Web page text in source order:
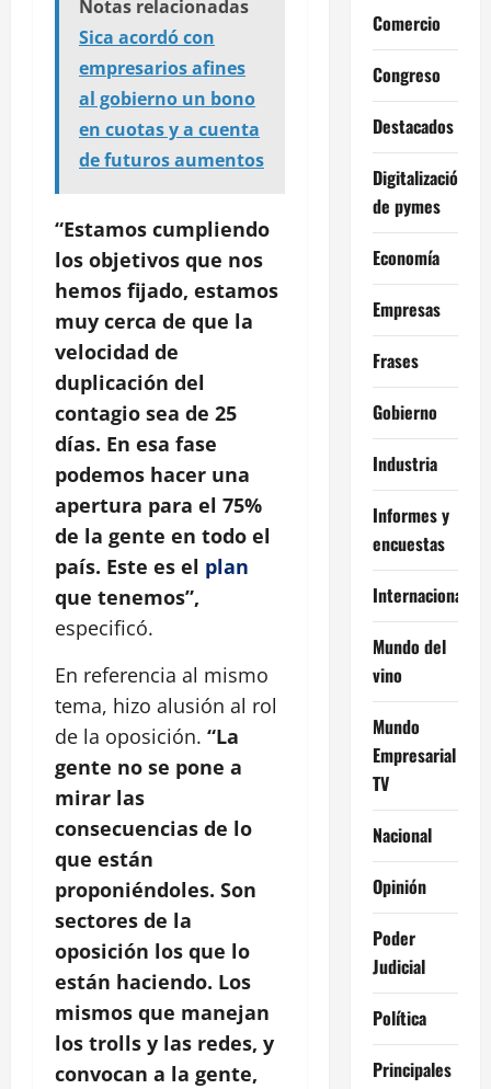
Notas relacionadas
Sica acordó con
empresarios afines
al gobierno un bono
en cuotas y a cuenta
de futuros aumentos
“Estamos cumpliendo
los objetivos que nos
hemos fijado, estamos
muy cerca de que la
velocidad de
duplicación del
contagio sea de 25
días. En esa fase
podemos hacer una
apertura para el 75%
de la gente en todo el
país. Este es el plan
que tenemos”,
especificó.
En referencia al mismo
tema, hizo alusión al rol
de la oposición. “La
gente no se pone a
mirar las
consecuencias de lo
que están
proponiéndoles. Son
sectores de la
oposición los que lo
están haciendo. Los
mismos que manejan
los trolls y las redes, y
convocan a la gente,
Comercio
Congreso
Destacados
Digitalización
de pymes
Economía
Empresas
Frases
Gobierno
Industria
Informes y
encuestas
Internacional
Mundo del
vino
Mundo
Empresarial
TV
Nacional
Opinión
Poder
Judicial
Política
Principales